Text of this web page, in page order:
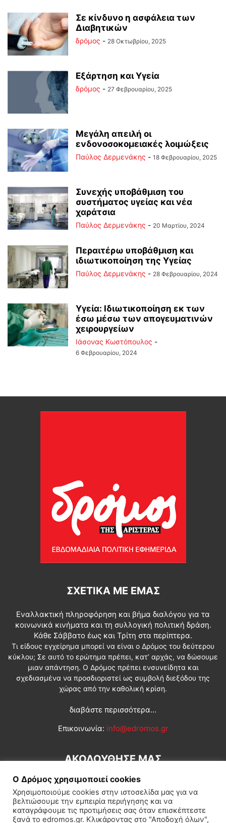
Σε κίνδυνο η ασφάλεια των
Διαβητικών
δρόμος - 28 Οκτωβρίου, 2025
Εξάρτηση και Υγεία
δρόμος - 27 Φεβρουαρίου, 2025
Μεγάλη απειλή οι
ενδονοσοκομειακές λοιμώξεις
Παύλος Δερμενάκης - 18 Φεβρουαρίου, 2025
Συνεχής υποβάθμιση του
συστήματος υγείας και νέα
χαράτσια
Παύλος Δερμενάκης - 20 Μαρτίου, 2024
Περαιτέρω υποβάθμιση και
ιδιωτικοποίηση της Υγείας
Παύλος Δερμενάκης - 28 Φεβρουαρίου, 2024
Υγεία: Ιδιωτικοποίηση εκ των
έσω μέσω των απογευματινών
χειρουργείων
Ιάσονας Κωστόπουλος -
6 Φεβρουαρίου, 2024
ΣΧΕΤΙΚΆ ΜΕ ΕΜΆΣ
Εναλλακτική πληροφόρηση και βήμα διαλόγου για τα
κοινωνικά κινήματα και τη συλλογική πολιτική δράση.
Κάθε Σάββατο έως και Τρίτη στα περίπτερα.
Τι είδους εγχείρημα μπορεί να είναι ο Δρόμος του δεύτερου
κύκλου; Σε αυτό το ερώτημα πρέπει, κατ’ αρχάς, να δώσουμε
μιαν απάντηση. Ο Δρόμος πρέπει ενσυνείδητα και
σχεδιασμένα να προσδιοριστεί ως συμβολή διεξόδου της
χώρας από την καθολική κρίση.
διαβάστε περισσότερα...
Επικοινωνία: info@edromos.gr
ΑΚΟΛΟΥΘΗΣΕ ΜΑΣ
Ο Δρόμος χρησιμοποιεί cookies
Χρησιμοποιούμε cookies στην ιστοσελίδα μας για να
βελτιώσουμε την εμπειρία περιήγησης και να
καταγράφουμε τις προτιμήσεις σας όταν επισκέπτεστε
ξανά το edromos.gr. Κλικάροντας στο "Αποδοχή όλων",